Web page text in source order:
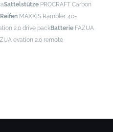
Sattelstütze PROCRAFT Carbon
Reifen MAXXIS Rambler. 40-
2.0 drive packBatterie FAZUA
evation 2.0 remote